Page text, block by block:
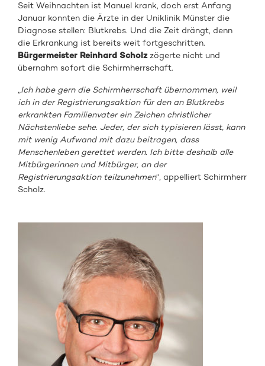
Seit Weihnachten ist Manuel krank, doch erst Anfang
Januar konnten die Ärzte in der Uniklinik Münster die
Diagnose stellen: Blutkrebs. Und die Zeit drängt, denn
die Erkrankung ist bereits weit fortgeschritten.
Bürgermeister Reinhard Scholzzögerte nicht und
übernahm sofort die Schirmherrschaft.
„Ich habe gern die Schirmherrschaft übernommen, weil
ich in der Registrierungsaktion für den an Blutkrebs
erkrankten Familienvater ein Zeichen christlicher
Nächstenliebe sehe. Jeder, der sich typisieren lässt, kann
mit wenig Aufwand mit dazu beitragen, dass
Menschenleben gerettet werden. Ich bitte deshalb alle
Mitbürgerinnen und Mitbürger, an der
Registrierungsaktion teilzunehmen“, appelliert Schirmherr
Scholz.